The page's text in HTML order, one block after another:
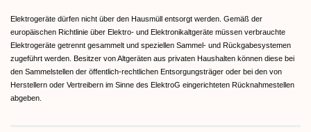
Elektrogeräte dürfen nicht über den Hausmüll entsorgt werden. Gemäß der
europäischen Richtlinie über Elektro- und Elektronikaltgeräte müssen verbrauchte
Elektrogeräte getrennt gesammelt und speziellen Sammel- und Rückgabesystemen
zugeführt werden. Besitzer von Altgeräten aus privaten Haushalten können diese bei
den Sammelstellen der öffentlich-rechtlichen Entsorgungsträger oder bei den von
Herstellern oder Vertreibern im Sinne des ElektroG eingerichteten Rücknahmestellen
abgeben.